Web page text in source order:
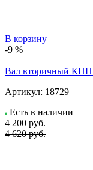
В корзину
-9 %
Вал вторичный КПП
Артикул: 18729
Есть в наличии
4 200 руб.
4 620 руб.